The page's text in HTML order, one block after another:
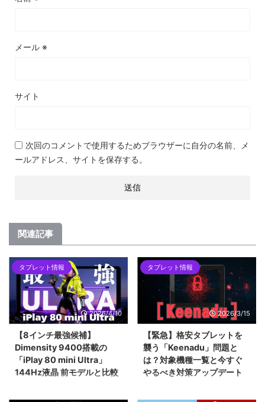
メール ※
サイト
次回のコメントで使用するためブラウザーに自分の名前、メ
ールアドレス、サイトを保存する。
関連記事
タブレット情報
2026/4/10
【8インチ最強候補】
Dimensity 9400搭載の
「iPlay 80 mini Ultra」
144Hz液晶 前モデルと比較
8.4インチタブレット「iPlay 80
タブレット情報
2026/3/15
【緊急】格安タブレットを
襲う「Keenadu」問題と
は？対象機種一覧と今すぐ
やるべき対策アップデート
ックドア「Keenadu」問題。